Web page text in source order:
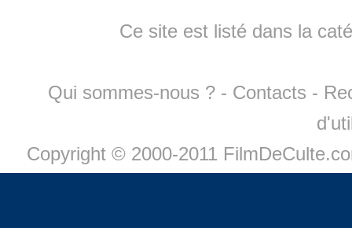
Ce site est listé dans la
Qui sommes-nous ? - Contacts -
Copyright © 2000-2011